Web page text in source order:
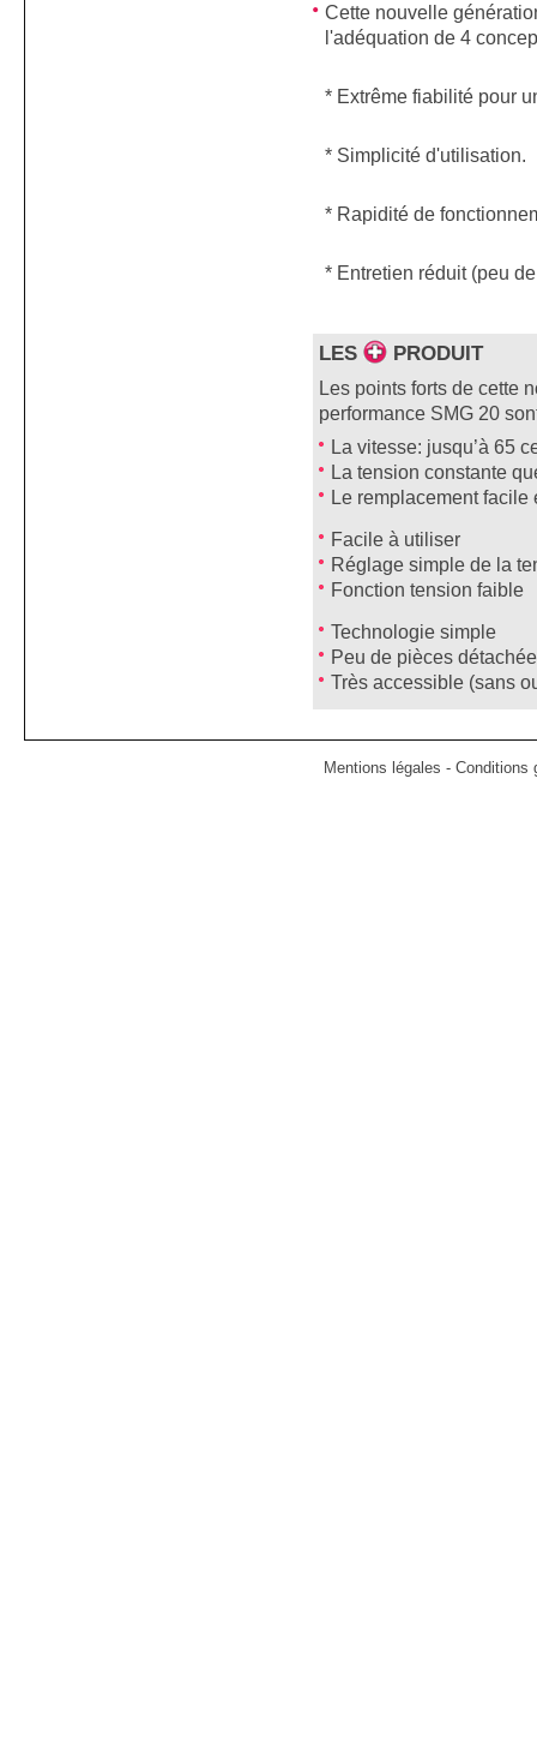
Cette nouvelle
l'adéquation de 4
* Extrême fiabilité pour
* Simplicité d'utilisation.
* Rapidité de
* Entretien réduit (peu
LES PRODUIT
Les points forts de cette
performance SMG 20
La vitesse: jusqu’à 65
La tension constante
Le remplacement
Facile à utiliser
Réglage simple de la
Fonction tension faible
Technologie simple
Peu de pièces
Très accessible (sans
Mentions légales - Conditions